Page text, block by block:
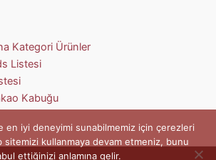
Kategori Ürünler
Listesi
Kabuğu
en iyi deneyimi sunabilmemiz için çerezleri
sitemizi kullanmaya devam etmeniz, bunu
ettiğinizi anlamına gelir.